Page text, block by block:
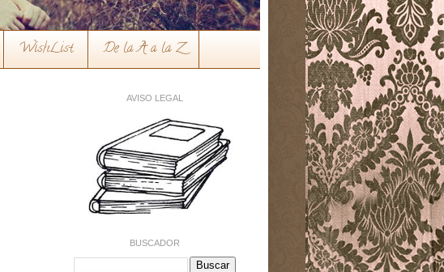
WishList De la A a la Z
AVISO LEGAL
BUSCADOR